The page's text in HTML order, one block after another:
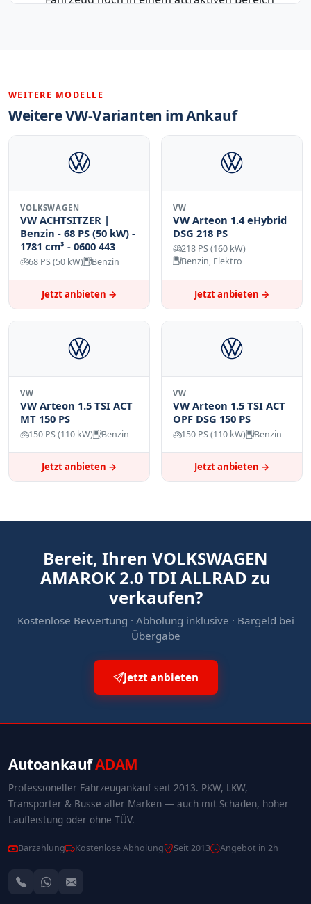
Marktnachfrage
Jagdfahrzeug beliebt, was sich positiv auf den
Verkaufspreis auswirkt.
Technischer Zustand
Automatikgetriebe, Bremsen, Reifenprofil und
Unfallhistorie
: Unfallfreie Fahrzeuge erzielen
höhere Ankaufspreise als Wagen mit
Vorschäden.
Anzahl der Vorbesitzer
: Einwenig
gefahrenes und gepflegtes Fahrzeug aus
erster Handist wertstabiler.
Jagdfahrzeug verkaufen? So
einfach geht’s!
WhatsApp
✔ Schneller Ankauf & kostenlose Abholung
deutschlandweit
✔Sofortige Bezahlung
– sicher und unkompliziert
Mehr:
Försterauto verkaufen – auch mit Defekten an
Autoankauf ADAM
WEITERE MODELLE
Weitere VW-Varianten im Ankauf
VOLKSWAGEN
VW ACHTSITZER |
Benzin - 68 PS (50 kW) -
1781 cm³ - 0600 443
68 PS (50 kW) Benzin
Jetzt anbieten →
VW
VW Arteon 1.4 eHybrid
DSG 218 PS
218 PS (160 kW)
Benzin, Elektro
Jetzt anbieten →
VW
VW Arteon 1.5 TSI ACT
MT 150 PS
150 PS (110 kW) Benzin
Jetzt anbieten →
VW
VW Arteon 1.5 TSI ACT
OPF DSG 150 PS
150 PS (110 kW) Benzin
Jetzt anbieten →
Bereit, Ihren VOLKSWAGEN
AMAROK 2.0 TDI ALLRAD zu
verkaufen?
Kostenlose Bewertung · Abholung inklusive · Bargeld bei
Übergabe
Jetzt anbieten
AutoankaufADAM
Professioneller Fahrzeugankauf seit 2013. PKW, LKW,
Transporter & Busse aller Marken — auch mit Schäden, hoher
Laufleistung oder ohne TÜV.
Barzahlung Kostenlose Abholung Seit 2013 Angebot in 2h